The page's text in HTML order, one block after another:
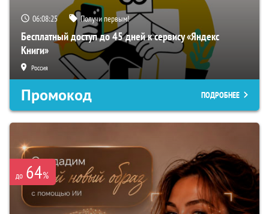
06:08:24 Получи первым!
Бесплатный доступ до 45 дней к сервису «Яндекс
Книги»
Россия
Промокод ПОДРОБНЕЕ
до 64%